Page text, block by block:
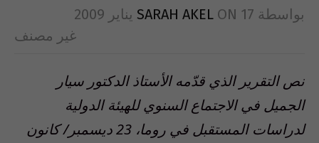
بواسطة SARAH AKEL ON 17 يناير 2009
غير مصنف
نص التقرير الذي قدّمه الأستاذ الدكتور سيار
الجميل في الاجتماع السنوي للهيئة الدولية
لدراسات المستقبل في روما، 23 ديسمبر/ كانون